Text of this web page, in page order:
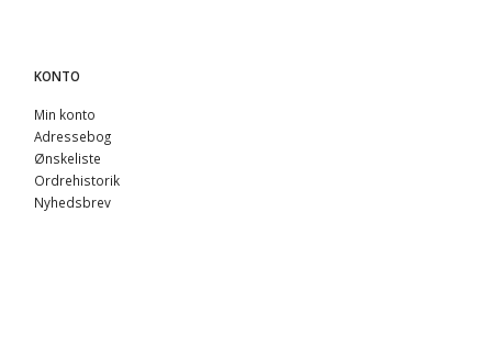
KONTO
Min konto
Adressebog
Ønskeliste
Ordrehistorik
Nyhedsbrev